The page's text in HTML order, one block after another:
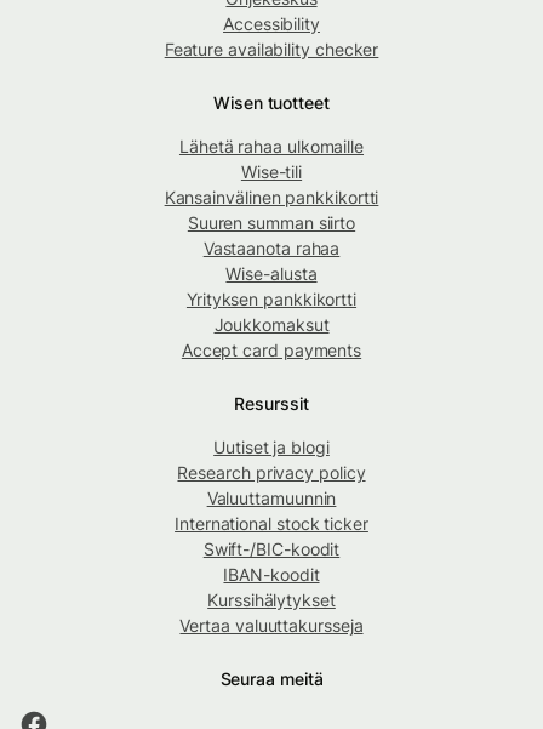
Accessibility
Feature availability checker
Wisen tuotteet
Lähetä rahaa ulkomaille
Wise-tili
Kansainvälinen pankkikortti
Suuren summan siirto
Vastaanota rahaa
Wise-alusta
Yrityksen pankkikortti
Joukkomaksut
Accept card payments
Resurssit
Uutiset ja blogi
Research privacy policy
Valuuttamuunnin
International stock ticker
Swift-/BIC-koodit
IBAN-koodit
Kurssihälytykset
Vertaa valuuttakursseja
Seuraa meitä